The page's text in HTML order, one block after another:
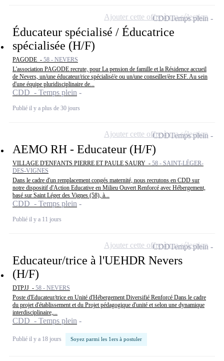
Éducateur spécialisé / Éducatrice
spécialisée (H/F)
PAGODE - 58 - NEVERS
L'association PAGODE recrute, pour La pension de famille et la Résidence accueil
de Nevers, un/une éducateur/rice spécialisé/e ou un/une conseiller/ère ESF. Au sein
d'une équipe pluridisciplinaire de...
CDD - Temps plein
Publié il y a plus de 30 jours
CDDTemps plein
Ajouter cette offre à ma sélection
AEMO RH - Educateur (H/F)
VILLAGE D'ENFANTS PIERRE ET PAULE SAURY - 58 - SAINT-LÉGER-
DES-VIGNES
Dans le cadre d'un remplacement congés maternité, nous recrutons en CDD sur
notre dispositif d'Action Educative en Milieu Ouvert Renforcé avec Hébergement,
basé sur Saint Léger des Vignes (58), à...
CDD - Temps plein
Publié il y a 11 jours
CDDTemps plein
Ajouter cette offre à ma sélection
Educateur/trice à l'UEHDR Nevers
(H/F)
DTPJJ - 58 - NEVERS
Poste d'Educateur/trice en Unité d'Hébergement Diversifié Renforcé Dans le cadre
du projet d'établissement et du Projet pédagogique d'unité et selon une dynamique
interdisciplinaire,...
CDD - Temps plein
Publié il y a 18 jours Soyez parmi les 1ers à postuler
CDDTemps plein
Ajouter cette offre à ma sélection